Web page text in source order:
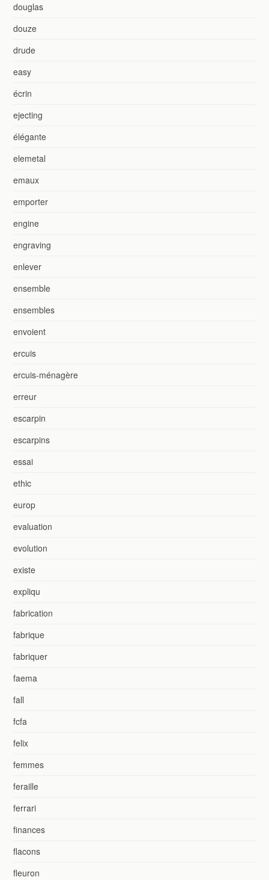
douglas
douze
drude
easy
écrin
ejecting
élégante
elemetal
emaux
emporter
engine
engraving
enlever
ensemble
ensembles
envoient
ercuis
ercuis-ménagère
erreur
escarpin
escarpins
essai
ethic
europ
evaluation
evolution
existe
expliqu
fabrication
fabrique
fabriquer
faema
fall
fcfa
felix
femmes
feraille
ferrari
finances
flacons
fleuron